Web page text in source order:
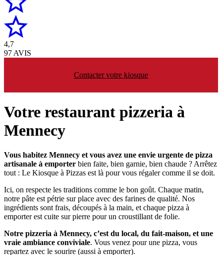
4,7
97 AVIS
Contacter votre kiosque
Votre restaurant pizzeria à
Mennecy
Vous habitez Mennecy et vous avez une envie urgente de pizza
artisanale à emporter bien faite, bien garnie, bien chaude ? Arrêtez
tout : Le Kiosque à Pizzas est là pour vous régaler comme il se doit.
Ici, on respecte les traditions comme le bon goût. Chaque matin,
notre pâte est pétrie sur place avec des farines de qualité. Nos
ingrédients sont frais, découpés à la main, et chaque pizza à
emporter est cuite sur pierre pour un croustillant de folie.
Notre pizzeria à Mennecy, c’est du local, du fait-maison, et une
vraie ambiance conviviale. Vous venez pour une pizza, vous
repartez avec le sourire (aussi à emporter).